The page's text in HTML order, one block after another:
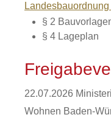
§ 2
§ 4 Lageplan
22.07.2026
Wohnen Baden-